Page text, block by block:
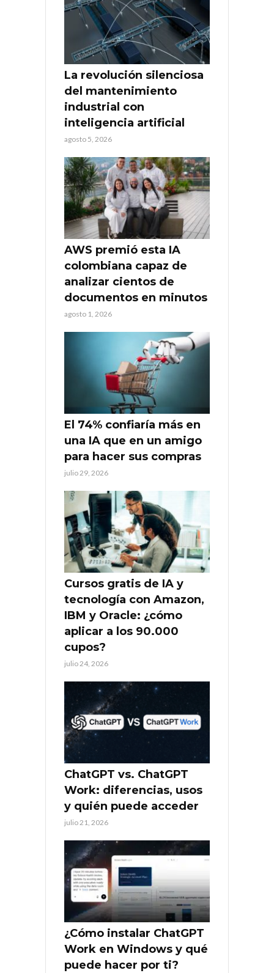
La revolución silenciosa
del mantenimiento
industrial con
inteligencia artificial
agosto 5, 2026
AWS premió esta IA
colombiana capaz de
analizar cientos de
documentos en minutos
agosto 1, 2026
El 74% confiaría más en
una IA que en un amigo
para hacer sus compras
julio 29, 2026
Cursos gratis de IA y
tecnología con Amazon,
IBM y Oracle: ¿cómo
aplicar a los 90.000
cupos?
julio 24, 2026
ChatGPT vs. ChatGPT
Work: diferencias, usos
y quién puede acceder
julio 21, 2026
¿Cómo instalar ChatGPT
Work en Windows y qué
puede hacer por ti?